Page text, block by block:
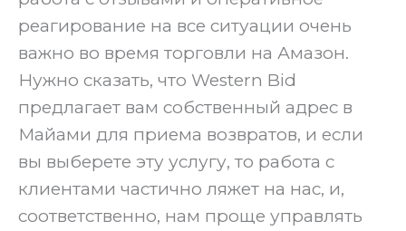
реагирование на все ситуации очень
важно во время торговли на Амазон.
Нужно сказать, что Western Bid
предлагает вам собственный адрес в
Майами для приема возвратов, и если
вы выберете эту услугу, то работа с
клиентами частично ляжет на нас, и,
соответственно, нам проще управлять